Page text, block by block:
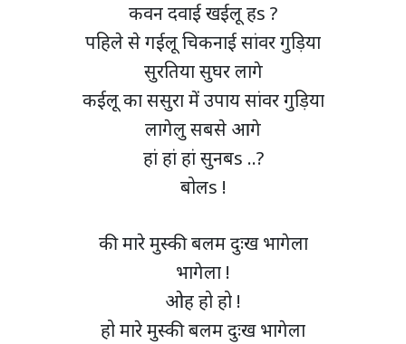
कवन दवाई खईलू हs ?
पहिले से गईलू चिकनाई सांवर गुड़िया
सुरतिया सुघर लागे
कईलू का ससुरा में उपाय सांवर गुड़िया
लागेलु सबसे आगे
हां हां हां सुनबs ..?
बोलs !
की मारे मुस्की बलम दुःख भागेला
भागेला !
ओह हो हो !
हो मारे मुस्की बलम दुःख भागेला